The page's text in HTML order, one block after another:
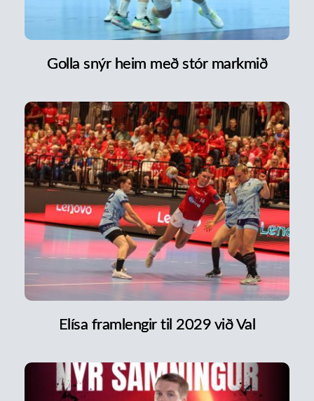
Golla snýr heim með stór markmið
Elísa framlengir til 2029 við Val